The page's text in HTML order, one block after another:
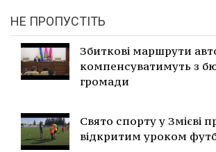
НЕ ПРОПУСТІТЬ
Збиткові маршрути
компенсуватимуть з
громади
Свято спорту у Змієві
відкритим уроком